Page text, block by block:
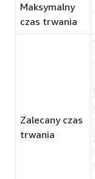
Maksymalny
czas trwania
Zalecany czas
trwania